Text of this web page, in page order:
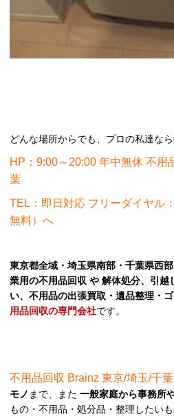
どんな場所からでも、プロの私達な
HP：9:00～20:00 年中無休 不用
葉
TEL：即日対応 フリーダイヤル
無料）へ
東京都全域・埼玉県南部・千葉県西
業用の不用品回収 や 解体処分、引越
い、不用品の出張買取・遺品整理・
用品回収の専門会社です。
不用品回収 Brainz 東京/埼玉/千葉
モノ まで、また 一般家庭から事務所
もの・不用品・処分品・整理したい